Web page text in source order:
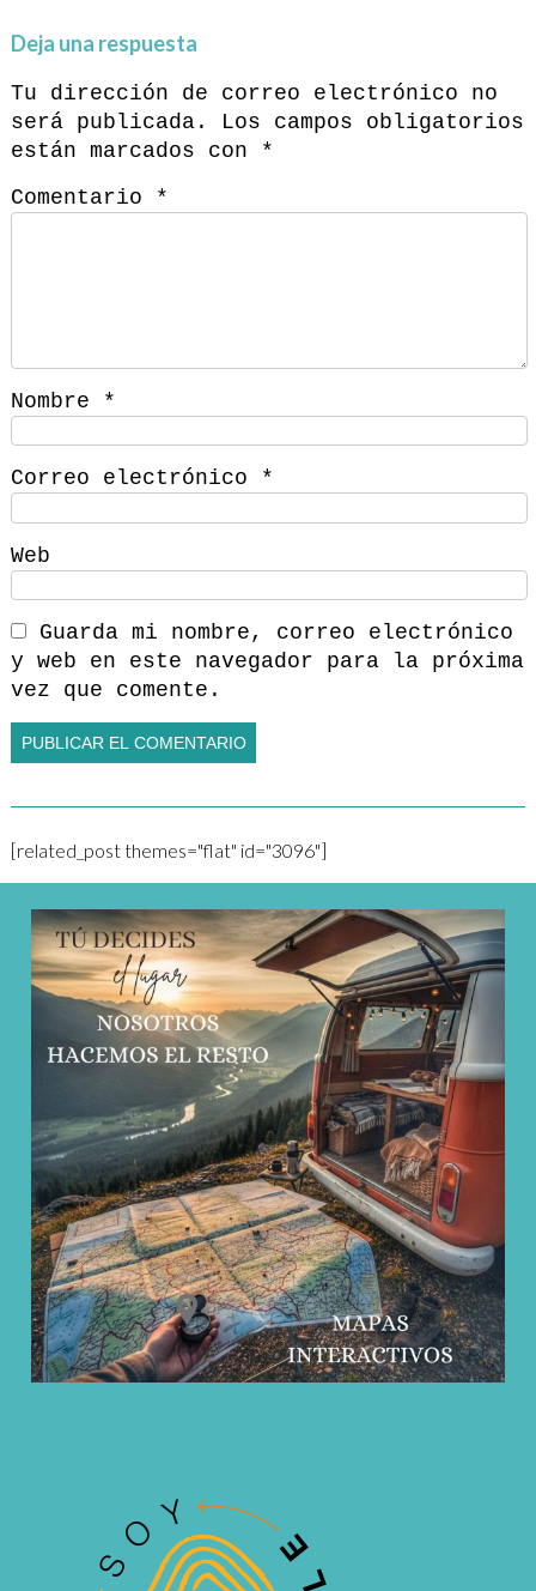
Deja una respuesta
Tu dirección de correo electrónico no
será publicada.
Los campos obligatorios
están marcados con
*
Comentario
*
Nombre *
Correo electrónico *
Web
Guarda mi nombre, correo electrónico
y web en este navegador para la próxima
vez que comente.
[related_post themes="flat" id="3096"]